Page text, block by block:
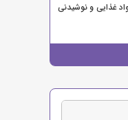
غذایی و نوشیدنی